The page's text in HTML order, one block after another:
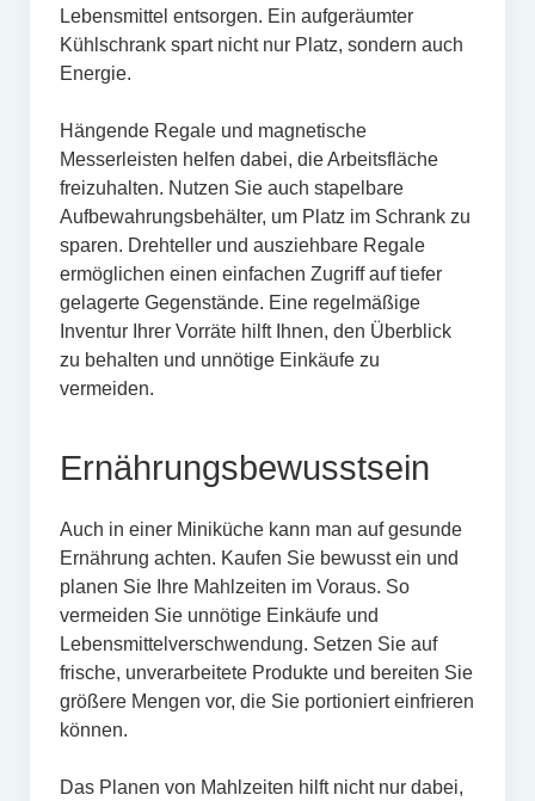
Lebensmittel entsorgen. Ein aufgeräumter
Kühlschrank spart nicht nur Platz, sondern auch
Energie.
Hängende Regale und magnetische
Messerleisten helfen dabei, die Arbeitsfläche
freizuhalten. Nutzen Sie auch stapelbare
Aufbewahrungsbehälter, um Platz im Schrank zu
sparen. Drehteller und ausziehbare Regale
ermöglichen einen einfachen Zugriff auf tiefer
gelagerte Gegenstände. Eine regelmäßige
Inventur Ihrer Vorräte hilft Ihnen, den Überblick
zu behalten und unnötige Einkäufe zu
vermeiden.
Ernährungsbewusstsein
Auch in einer Miniküche kann man auf gesunde
Ernährung achten. Kaufen Sie bewusst ein und
planen Sie Ihre Mahlzeiten im Voraus. So
vermeiden Sie unnötige Einkäufe und
Lebensmittelverschwendung. Setzen Sie auf
frische, unverarbeitete Produkte und bereiten Sie
größere Mengen vor, die Sie portioniert einfrieren
können.
Das Planen von Mahlzeiten hilft nicht nur dabei,